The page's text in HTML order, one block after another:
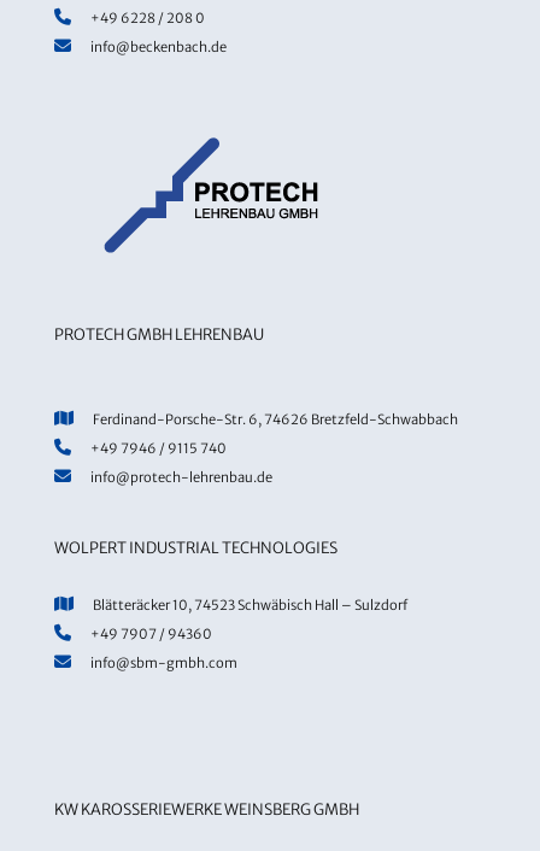
+49 6228 / 208 0
info@beckenbach.de
PROTECH GMBH LEHRENBAU
Ferdinand-Porsche-Str. 6, 74626 Bretzfeld-Schwabbach
+49 7946 / 9115 740
info@protech-lehrenbau.de
WOLPERT INDUSTRIAL TECHNOLOGIES
Blätteräcker 10, 74523 Schwäbisch Hall – Sulzdorf
+49 7907 / 94360
info@sbm-gmbh.com
KW KAROSSERIEWERKE WEINSBERG GMBH